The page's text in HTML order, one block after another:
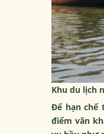
Khu du lịch
Để hạn chế
điểm vãn